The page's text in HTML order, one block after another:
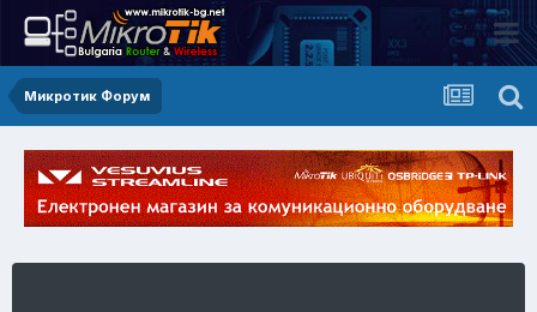
Микротик Форум